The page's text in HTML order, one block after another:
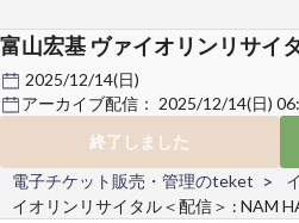
富山宏基 ヴァイオリンリサイ
2025/12/14(日)
アーカイブ配信： 2025/12/14(日)
終了しました
電子チケット販売・管理のteket
イオリンリサイタル＜配信＞ : NAM